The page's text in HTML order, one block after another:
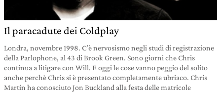
Il paracadute dei Coldplay
Londra, novembre 1998. C’è nervosismo negli studi di registrazione
della Parlophone, al 43 di Brook Green. Sono giorni che Chris
continua a litigare con Will. E oggi le cose vanno peggio del solito
anche perchè Chris si è presentato completamente ubriaco. Chris
Martin ha conosciuto Jon Buckland alla festa delle matricole